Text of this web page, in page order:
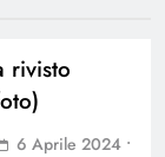
rivisto
6 Aprile 2024 •